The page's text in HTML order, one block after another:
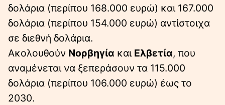
δολάρια (περίπου 168.000 ευρώ) και 167.000
δολάρια (περίπου 154.000 ευρώ) αντίστοιχα
σε διεθνή δολάρια.
Ακολουθούν Νορβηγία και Ελβετία, που
αναμένεται να ξεπεράσουν τα 115.000
δολάρια (περίπου 106.000 ευρώ) έως το
2030.